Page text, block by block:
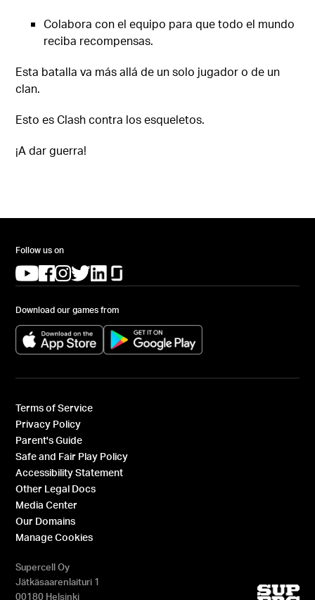
Colabora con el equipo para que todo el mundo
reciba recompensas.
Esta batalla va más allá de un solo jugador o de un
clan.
Esto es Clash contra los esqueletos.
¡A dar guerra!
Follow us on
(opens in a new tab)
(opens in a new tab)
(opens in a new tab)
(opens in a new tab)
(opens in a new tab)
Download our games from
(opens in a new tab) (opens in a new tab)
Terms of Service
Privacy Policy
Parent's Guide
Safe and Fair Play Policy
Accessibility Statement
Other Legal Docs
Media Center
Our Domains
Manage Cookies
Supercell Oy
Jätkäsaarenlaituri 1
00180 Helsinki